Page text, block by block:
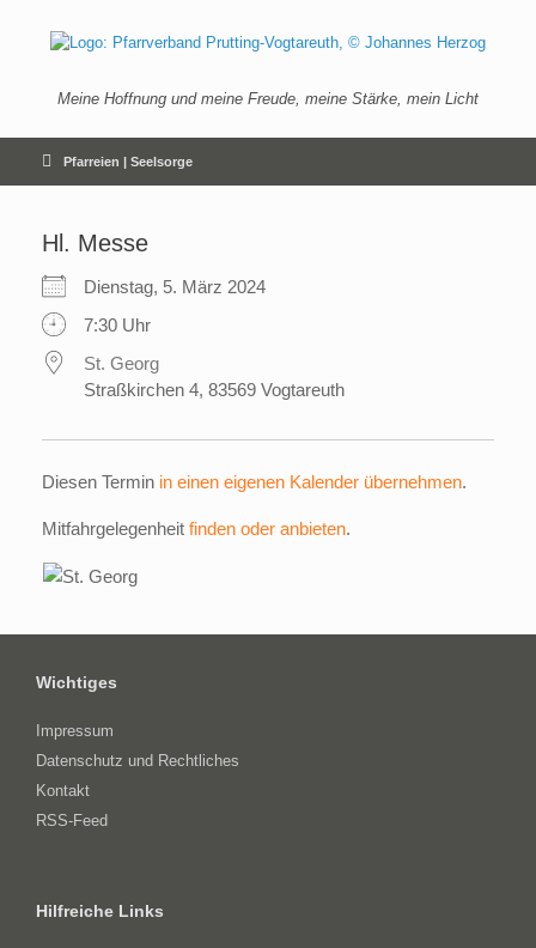
springen
Meine Hoffnung und meine Freude, meine Stärke, mein Licht
Pfarreien | Seelsorge
Hl. Messe
Dienstag, 5. März 2024
7:30 Uhr
St. Georg
Straßkirchen 4, 83569 Vogtareuth
Diesen Termin in einen eigenen Kalender übernehmen.
Mitfahrgelegenheit finden oder anbieten.
Wichtiges
Impressum
Datenschutz und Rechtliches
Kontakt
RSS-Feed
Hilfreiche Links